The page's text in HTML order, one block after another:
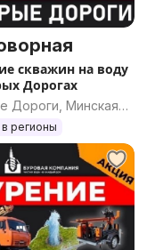
кессон или
(бак),
как в квартире -
воды из
дополнительной
ее
работ:
скважин на воду
Дорогах
Дороги, Минская
регионы